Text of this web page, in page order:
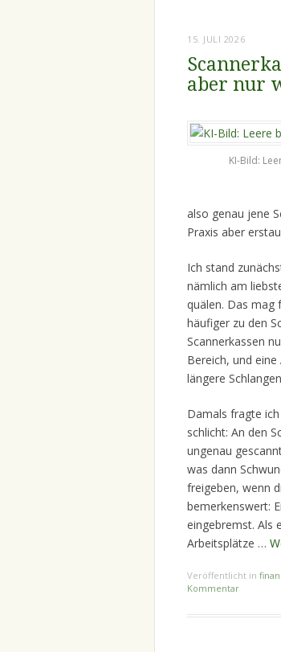
15. JULI 2026
aber nur
KI-Bild:
also genau jene
Praxis aber
Ich stand
nämlich am
quälen. Das mag
häufiger zu den
Scannerkassen
Bereich, und
längere
Damals fragte
schlicht: An den
ungenau
was dann
freigeben, wenn
bemerkenswert:
eingebremst. Als
Arbeitsplätze …
Veröffentlicht in
Kommentar